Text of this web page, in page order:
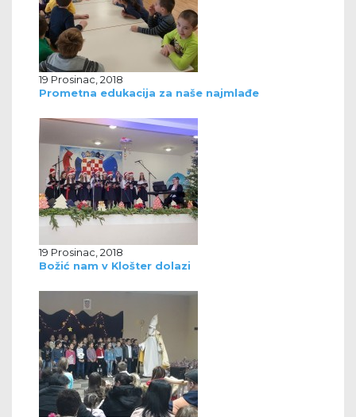
19 Prosinac, 2018
Prometna edukacija za naše najmlađe
19 Prosinac, 2018
Božić nam v Klošter dolazi